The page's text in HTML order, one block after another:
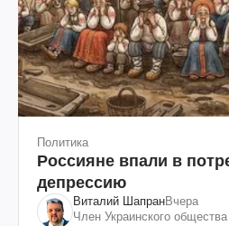
Политика
Россияне впали в
депрессию
Виталий ШапранВчера
Член Украинского